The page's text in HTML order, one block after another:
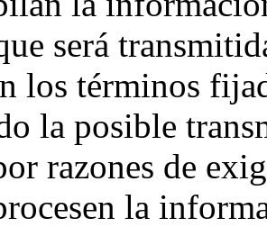
será
los términos
la posible
razones de
la